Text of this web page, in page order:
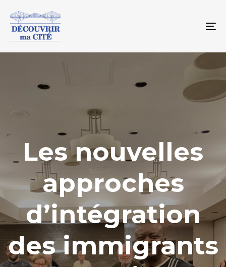
Les nouvelles
approches
d’intégration
des immigrants